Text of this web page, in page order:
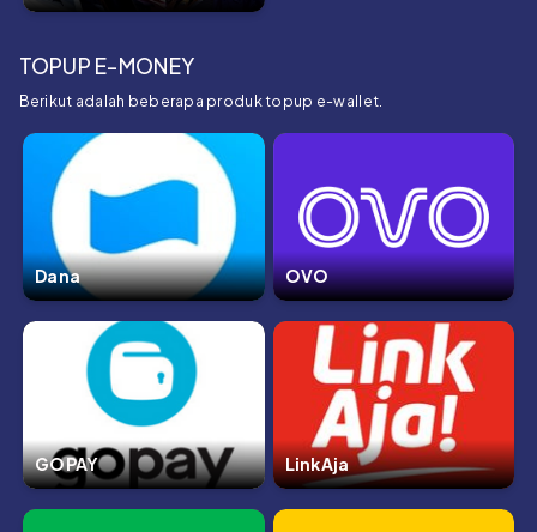
TOPUP E-MONEY
Berikut adalah beberapa produk topup e-wallet.
Dana OVO
GOPAY LinkAja